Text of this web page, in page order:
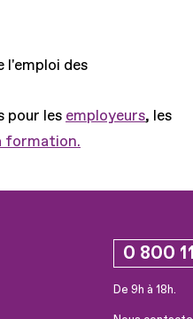
l'emploi des
pour les employeurs, les
formation.
0 800
De 9h à 18h.